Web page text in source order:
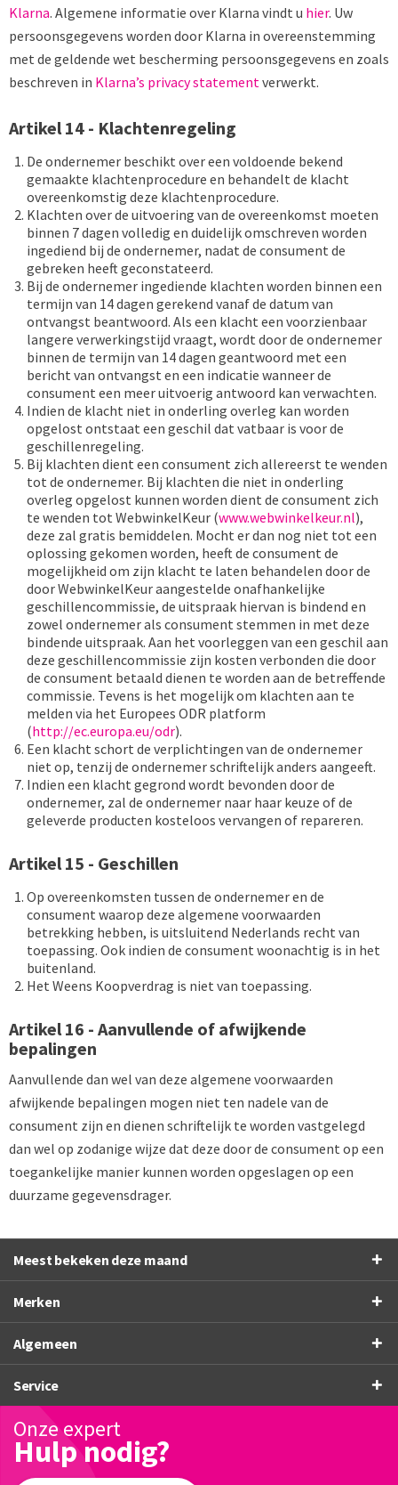
Klarna. Algemene informatie over Klarna vindt u hier. Uw
persoonsgegevens worden door Klarna in overeenstemming
met de geldende wet bescherming persoonsgegevens en zoals
beschreven in Klarna’s privacy statementverwerkt.
Artikel 14 - Klachtenregeling
De ondernemer beschikt over een voldoende bekend
gemaakte klachtenprocedure en behandelt de klacht
overeenkomstig deze klachtenprocedure.
Klachten over de uitvoering van de overeenkomst moeten
binnen 7 dagen volledig en duidelijk omschreven worden
ingediend bij de ondernemer, nadat de consument de
gebreken heeft geconstateerd.
Bij de ondernemer ingediende klachten worden binnen een
termijn van 14 dagen gerekend vanaf de datum van
ontvangst beantwoord. Als een klacht een voorzienbaar
langere verwerkingstijd vraagt, wordt door de ondernemer
binnen de termijn van 14 dagen geantwoord met een
bericht van ontvangst en een indicatie wanneer de
consument een meer uitvoerig antwoord kan verwachten.
Indien de klacht niet in onderling overleg kan worden
opgelost ontstaat een geschil dat vatbaar is voor de
geschillenregeling.
Bij klachten dient een consument zich allereerst te wenden
tot de ondernemer. Bij klachten die niet in onderling
overleg opgelost kunnen worden dient de consument zich
te wenden tot WebwinkelKeur (www.webwinkelkeur.nl),
deze zal gratis bemiddelen. Mocht er dan nog niet tot een
oplossing gekomen worden, heeft de consument de
mogelijkheid om zijn klacht te laten behandelen door de
door WebwinkelKeur aangestelde onafhankelijke
geschillencommissie, de uitspraak hiervan is bindend en
zowel ondernemer als consument stemmen in met deze
bindende uitspraak. Aan het voorleggen van een geschil aan
deze geschillencommissie zijn kosten verbonden die door
de consument betaald dienen te worden aan de betreffende
commissie. Tevens is het mogelijk om klachten aan te
melden via het Europees ODR platform
(http://ec.europa.eu/odr).
Een klacht schort de verplichtingen van de ondernemer
niet op, tenzij de ondernemer schriftelijk anders aangeeft.
Indien een klacht gegrond wordt bevonden door de
ondernemer, zal de ondernemer naar haar keuze of de
geleverde producten kosteloos vervangen of repareren.
Artikel 15 - Geschillen
Op overeenkomsten tussen de ondernemer en de
consument waarop deze algemene voorwaarden
betrekking hebben, is uitsluitend Nederlands recht van
toepassing. Ook indien de consument woonachtig is in het
buitenland.
Het Weens Koopverdrag is niet van toepassing.
Artikel 16 - Aanvullende of afwijkende
bepalingen
Aanvullende dan wel van deze algemene voorwaarden
afwijkende bepalingen mogen niet ten nadele van de
consument zijn en dienen schriftelijk te worden vastgelegd
dan wel op zodanige wijze dat deze door de consument op een
toegankelijke manier kunnen worden opgeslagen op een
duurzame gegevensdrager.
Meest bekeken deze maand
Merken
Algemeen
Service
Onze expert
Hulp nodig?